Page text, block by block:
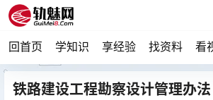
回首页 学知识 享经验 找资料 看
铁路建设工程勘察设计管理办